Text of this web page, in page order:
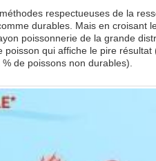
respectueuses de la
durables. Mais en croisant
poissonnerie de la grande
poisson qui affiche le pire
de poissons non durables).